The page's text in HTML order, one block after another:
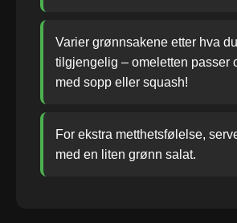
Varier grønnsakene etter hva
tilgjengelig – omeletten passer
med sopp eller squash!
For ekstra metthetsfølelse,
med en liten grønn salat.